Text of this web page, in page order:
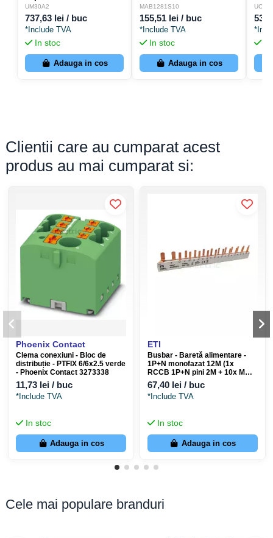
400A - Hager UM30A2
UM30A2
737,63 lei / buc
*Include TVA
In stoc
Adauga in cos
conexiuni 120mm² -
Morek MAB1281S10
MAB1281S10
155,51 lei / buc
*Include TVA
In stoc
Adauga in cos
UC842
In
Clientii care au cumparat acest
produs au mai cumparat si:
Phoenix Contact
Clema conexiuni - Bloc de
distribuție - PTFIX 6/6x2.5 verde
- Phoenix Contact 3273338
11,73 lei / buc
*Include TVA
In stoc
Adauga in cos
ETI
Busbar - Baretă alimentare -
1P+N monofazat 12M (1x
RCCB 1P+N pini 2M + 10x MCB
1P+N pini 1M) 10mm² 63A - ETI
002921155
67,40 lei / buc
*Include TVA
In stoc
Adauga in cos
Cele mai populare branduri